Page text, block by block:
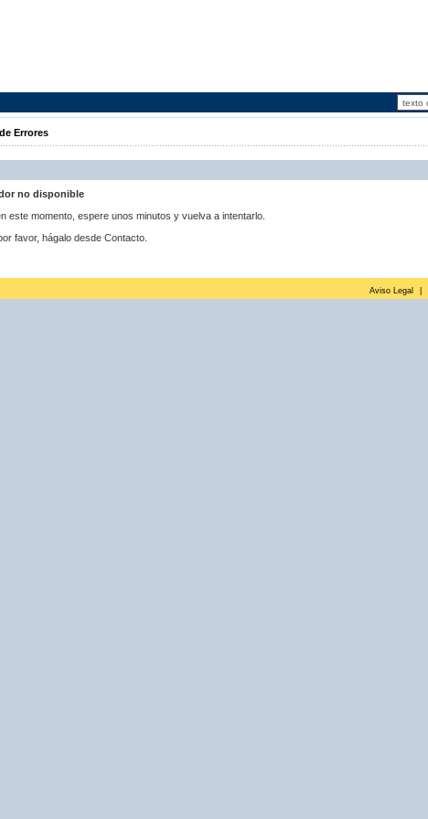
Errores
no disponible
este momento, espere unos minutos y vuelva a intentarlo.
favor, hágalo desde Contacto.
Aviso Legal